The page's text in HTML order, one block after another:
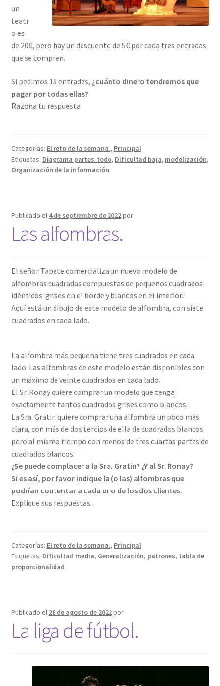
un
teatr
o es
de 20€, pero hay un descuento de 5€ por cada tres entradas
que se compren.
Si pedimos 15 entradas, ¿cuánto dinero tendremos que
pagar por todas ellas?
Razona tu respuesta
Categorías: El reto de la semana., Principal
Etiquetas: Diagrama partes-todo, Dificultad baja, modelización,
Organización de la información
Publicado el 4 de septiembre de 2022por
Las alfombras.
El señor Tapete comercializa un nuevo modelo de
alfombras cuadradas compuestas de pequeños cuadrados
idénticos: grises en el borde y blancos en el interior.
Aquí está un dibujo de este modelo de alfombra, con siete
cuadrados en cada lado.
La alfombra más pequeña tiene tres cuadrados en cada
lado. Las alfombras de este modelo están disponibles con
un máximo de veinte cuadrados en cada lado.
El Sr. Ronay quiere comprar un modelo que tenga
exactamente tantos cuadrados grises como blancos.
La Sra. Gratin quiere comprar una alfombra un poco más
clara, con más de dos tercios de ella de cuadrados blancos
pero al mismo tiempo con menos de tres cuartas partes de
cuadrados blancos.
¿Se puede complacer a la Sra. Gratin? ¿Y al Sr. Ronay?
Si es así, por favor indique la (o las) alfombras que
podrían contentar a cada uno de los dos clientes.
Explique sus respuestas.
Categorías: El reto de la semana., Principal
Etiquetas: Dificultad media, Generalización, patrones, tabla de
proporcionalidad
Publicado el 28 de agosto de 2022por
La liga de fútbol.